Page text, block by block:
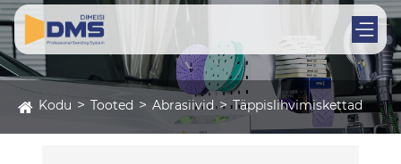
Kodu Tooted Abrasiivid Täppislihvimiskettad